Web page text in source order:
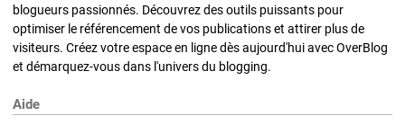
blogueurs passionnés. Découvrez des outils puissants pour
optimiser le référencement de vos publications et attirer plus de
visiteurs. Créez votre espace en ligne dès aujourd'hui avec OverBlog
et démarquez-vous dans l'univers du blogging.
Aide